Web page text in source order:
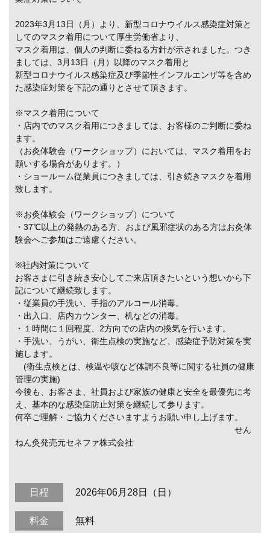
2023年3月13日（月）より、新型コロナウイルス感染症対策と
してのマスク着用について厚生労働省より、
マスク着用は、個人の判断に委ねる方針が示されました。つき
ましては、3月13日（月）以降のマスク着用と
新型コロナウイルス感染症及び季節性インフルエンザ等を含め
た感染症対策を下記の通りとさせて頂きます。
※マスク着用について
・店内でのマスク着用につきましては、お客様のご判断に委ね
ます。
（お灸体験会（ワークショップ）においては、マスク着用をお
願いする場合があります。）
・ショールーム従業員につきましては、引き続きマスクを着用
致します。
※お灸体験会（ワークショップ）について
・37℃以上の発熱のある方、および風邪症状のある方はお灸体
験会へご参加はご遠慮ください。
※社内対策について
お客さまに引き続き安心してご来店頂きたいという想いから下
記について継続致します。
・従業員の手洗い、手指のアルコール消毒。
・出入口、店内カウンター、机などの消毒。
・１時間に１回程度、2方向での店内の換気を行います。
・手洗い、うがい、衛生点検の実施など、感染症予防対策を実
施します。
(衛生点検とは、検温や咳など体調不良等に関する社員の健康
管理の実施)
今後も、お客さま、社員および家族の健康と安全を最優先に考
え、基本的な感染症防止対策を継続して参ります。
何卒ご理解・ご協力くださいますようお願い申し上げます。
せん
ねん灸発売元セネファ株式会社
日程 2026年06月28日（日）
料金 無料